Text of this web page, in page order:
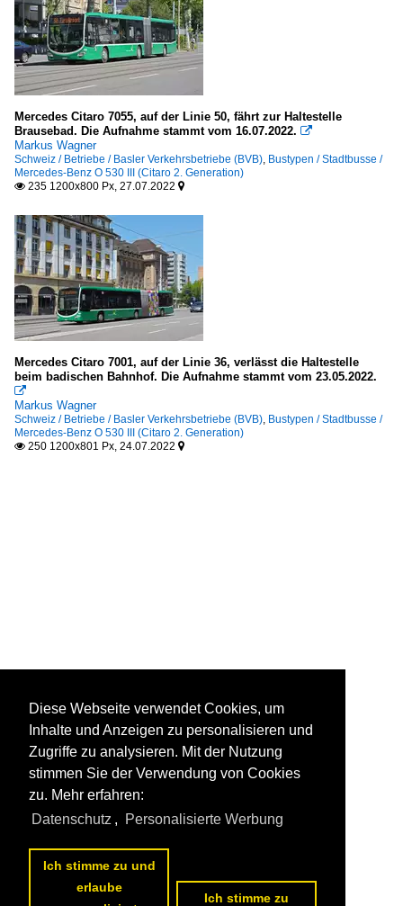
Mercedes Citaro 7055, auf der Linie 50, fährt zur Haltestelle
Brausebad. Die Aufnahme stammt vom 16.07.2022. 
Markus Wagner
Schweiz / Betriebe / Basler Verkehrsbetriebe (BVB), Bustypen / Stadtbusse /
Mercedes-Benz O 530 III (Citaro 2. Generation)
 235 1200x800 Px, 27.07.2022 
Mercedes Citaro 7001, auf der Linie 36, verlässt die Haltestelle
beim badischen Bahnhof. Die Aufnahme stammt vom 23.05.2022.

Markus Wagner
Schweiz / Betriebe / Basler Verkehrsbetriebe (BVB), Bustypen / Stadtbusse /
Mercedes-Benz O 530 III (Citaro 2. Generation)
 250 1200x801 Px, 24.07.2022 
Diese Webseite verwendet Cookies, um
Inhalte und Anzeigen zu personalisieren und
Zugriffe zu analysieren. Mit der Nutzung
stimmen Sie der Verwendung von Cookies
zu. Mehr erfahren:
Datenschutz , Personalisierte Werbung
Ich stimme zu und
erlaube
Ich stimme zu